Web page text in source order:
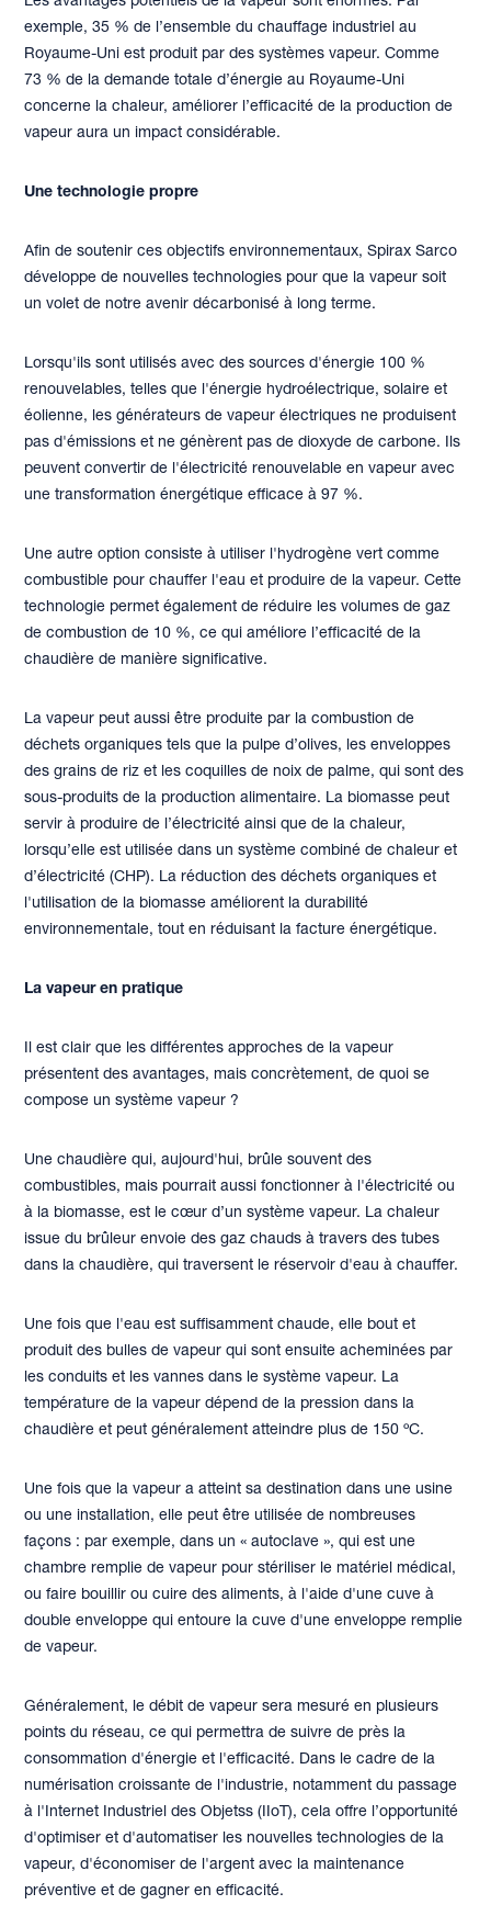
exemple, 35 % de l’ensemble du chauffage industriel au
Royaume-Uni est produit par des systèmes vapeur. Comme
73 % de la demande totale d’énergie au Royaume-Uni
concerne la chaleur, améliorer l’efficacité de la production de
vapeur aura un impact considérable.
Une technologie propre
Afin de soutenir ces objectifs environnementaux, Spirax Sarco
développe de nouvelles technologies pour que la vapeur soit
un volet de notre avenir décarbonisé à long terme.
Lorsqu'ils sont utilisés avec des sources d'énergie 100 %
renouvelables, telles que l'énergie hydroélectrique, solaire et
éolienne, les générateurs de vapeur électriques ne produisent
pas d'émissions et ne génèrent pas de dioxyde de carbone. Ils
peuvent convertir de l'électricité renouvelable en vapeur avec
une transformation énergétique efficace à 97 %.
Une autre option consiste à utiliser l'hydrogène vert comme
combustible pour chauffer l'eau et produire de la vapeur. Cette
technologie permet également de réduire les volumes de gaz
de combustion de 10 %, ce qui améliore l’efficacité de la
chaudière de manière significative.
La vapeur peut aussi être produite par la combustion de
déchets organiques tels que la pulpe d’olives, les enveloppes
des grains de riz et les coquilles de noix de palme, qui sont des
sous-produits de la production alimentaire. La biomasse peut
servir à produire de l’électricité ainsi que de la chaleur,
lorsqu’elle est utilisée dans un système combiné de chaleur et
d’électricité (CHP). La réduction des déchets organiques et
l'utilisation de la biomasse améliorent la durabilité
environnementale, tout en réduisant la facture énergétique.
La vapeur en pratique
Il est clair que les différentes approches de la vapeur
présentent des avantages, mais concrètement, de quoi se
compose un système vapeur ?
Une chaudière qui, aujourd'hui, brûle souvent des
combustibles, mais pourrait aussi fonctionner à l'électricité ou
à la biomasse, est le cœur d’un système vapeur. La chaleur
issue du brûleur envoie des gaz chauds à travers des tubes
dans la chaudière, qui traversent le réservoir d'eau à chauffer.
Une fois que l'eau est suffisamment chaude, elle bout et
produit des bulles de vapeur qui sont ensuite acheminées par
les conduits et les vannes dans le système vapeur. La
température de la vapeur dépend de la pression dans la
chaudière et peut généralement atteindre plus de 150 ºC.
Une fois que la vapeur a atteint sa destination dans une usine
ou une installation, elle peut être utilisée de nombreuses
façons : par exemple, dans un « autoclave », qui est une
chambre remplie de vapeur pour stériliser le matériel médical,
ou faire bouillir ou cuire des aliments, à l'aide d'une cuve à
double enveloppe qui entoure la cuve d'une enveloppe remplie
de vapeur.
Généralement, le débit de vapeur sera mesuré en plusieurs
points du réseau, ce qui permettra de suivre de près la
consommation d'énergie et l'efficacité. Dans le cadre de la
numérisation croissante de l'industrie, notamment du passage
à l'Internet Industriel des Objetss (IIoT), cela offre l’opportunité
d'optimiser et d'automatiser les nouvelles technologies de la
vapeur, d'économiser de l'argent avec la maintenance
préventive et de gagner en efficacité.